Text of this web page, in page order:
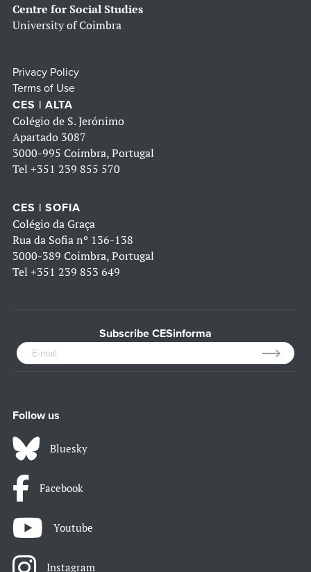
Centre for Social Studies
University of Coimbra
Privacy Policy
Terms of Use
CES | ALTA
Colégio de S. Jerónimo
Apartado 3087
3000-995 Coimbra, Portugal
Tel +351 239 855 570
CES | SOFIA
Colégio da Graça
Rua da Sofia nº 136-138
3000-389 Coimbra, Portugal
Tel +351 239 853 649
Subscribe CESinforma
Follow us
Bluesky
Facebook
Youtube
Instagram